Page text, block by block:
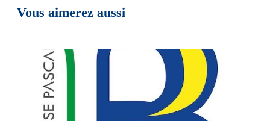
Vous aimerez aussi